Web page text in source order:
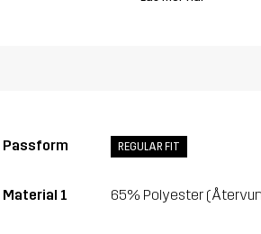
Passform REGULAR FIT
Material 1 65% Polyester